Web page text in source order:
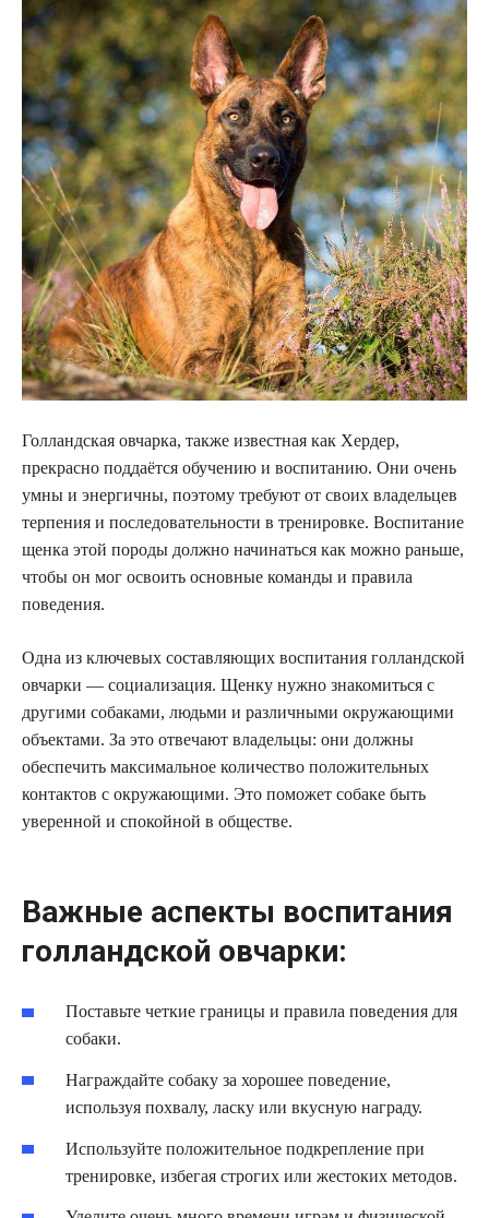
Голландская овчарка, также известная как Хердер,
прекрасно поддаётся обучению и воспитанию. Они очень
умны и энергичны, поэтому требуют от своих владельцев
терпения и последовательности в тренировке. Воспитание
щенка этой породы должно начинаться как можно раньше,
чтобы он мог освоить основные команды и правила
поведения.
Одна из ключевых составляющих воспитания голландской
овчарки — социализация. Щенку нужно знакомиться с
другими собаками, людьми и различными окружающими
объектами. За это отвечают владельцы: они должны
обеспечить максимальное количество положительных
контактов с окружающими. Это поможет собаке быть
уверенной и спокойной в обществе.
Важные аспекты воспитания
голландской овчарки:
Поставьте четкие границы и правила поведения для
собаки.
Награждайте собаку за хорошее поведение,
используя похвалу, ласку или вкусную награду.
Используйте положительное подкрепление при
тренировке, избегая строгих или жестоких методов.